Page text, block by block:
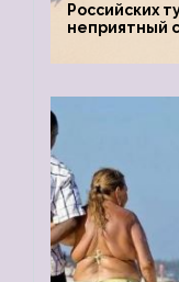
Российских
неприятный